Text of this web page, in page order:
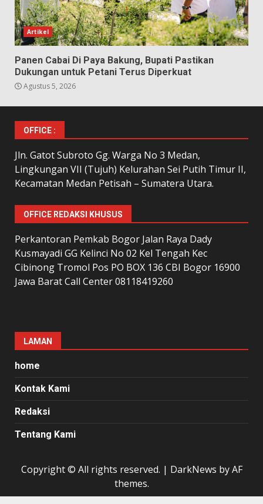
Artikel
Panen Cabai Di Paya Bakung, Bupati Pastikan
Dukungan untuk Petani Terus Diperkuat
Agustus 5, 2026
OFFICE :
Jln. Gatot Subroto Gg. Warga No 3 Medan,
Lingkungan VII (Tujuh) Kelurahan Sei Putih Timur II,
Kecamatan Medan Petisah – Sumatera Utara.
OFFICE REDAKSI KHUSUS
Perkantoran Pemkab Bogor Jalan Raya Dady
Kusmayadi GG Kelinci No 02 Kel Tengah Kec
Cibinong Tromol Pos PO BOX 136 CBI Bogor 16900
Jawa Barat Call Center 08118419260
LAMAN
home
Kontak Kami
Redaksi
Tentang Kami
Copyright © All rights reserved. | DarkNews by AF
themes.